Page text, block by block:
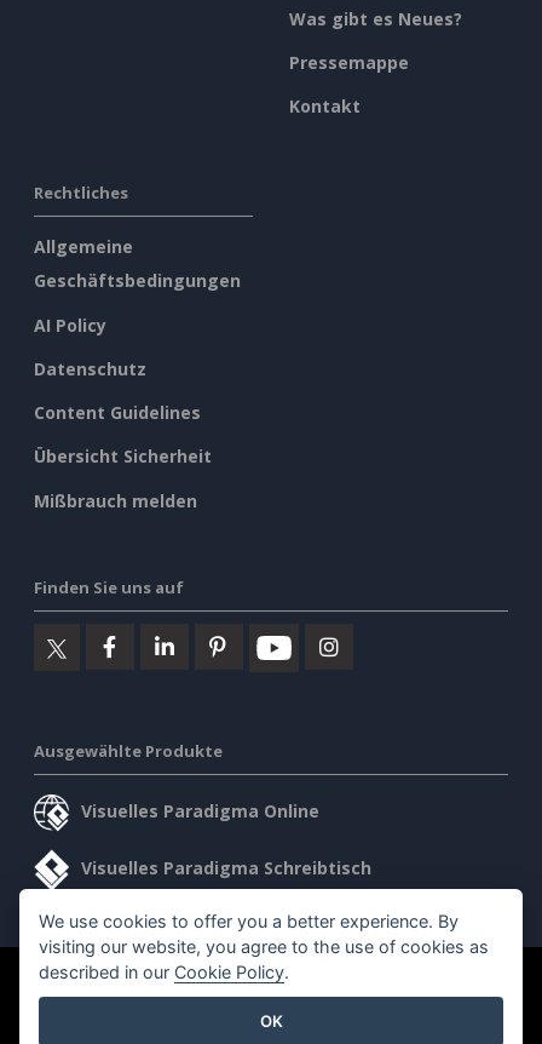
Was gibt es Neues?
Pressemappe
Kontakt
Rechtliches
Allgemeine
Geschäftsbedingungen
AI Policy
Datenschutz
Content Guidelines
Übersicht Sicherheit
Mißbrauch melden
Finden Sie uns auf
Ausgewählte Produkte
Visuelles Paradigma Online
Visuelles Paradigma Schreibtisch
©2026 by Visual Paradigm. Alle Rechte vorbehalten.
We use cookies to offer you a better experience. By
visiting our website, you agree to the use of cookies as
described in our Cookie Policy.
OK